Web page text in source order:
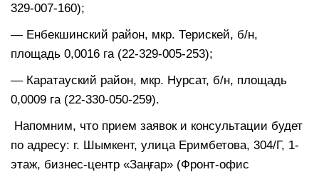
329-007-160);
— Енбекшинский район, мкр. Терискей, б/н,
площадь 0,0016 га (22-329-005-253);
— Каратауский район, мкр. Нурсат, б/н, площадь
0,0009 га (22-330-050-259).
Напомним, что прием заявок и консультации будет
по адресу: г. Шымкент, улица Еримбетова, 304/Г, 1-
этаж, бизнес-центр «Заңғар» (Фронт-офис